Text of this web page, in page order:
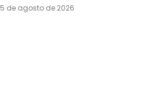
5 de agosto de 2026